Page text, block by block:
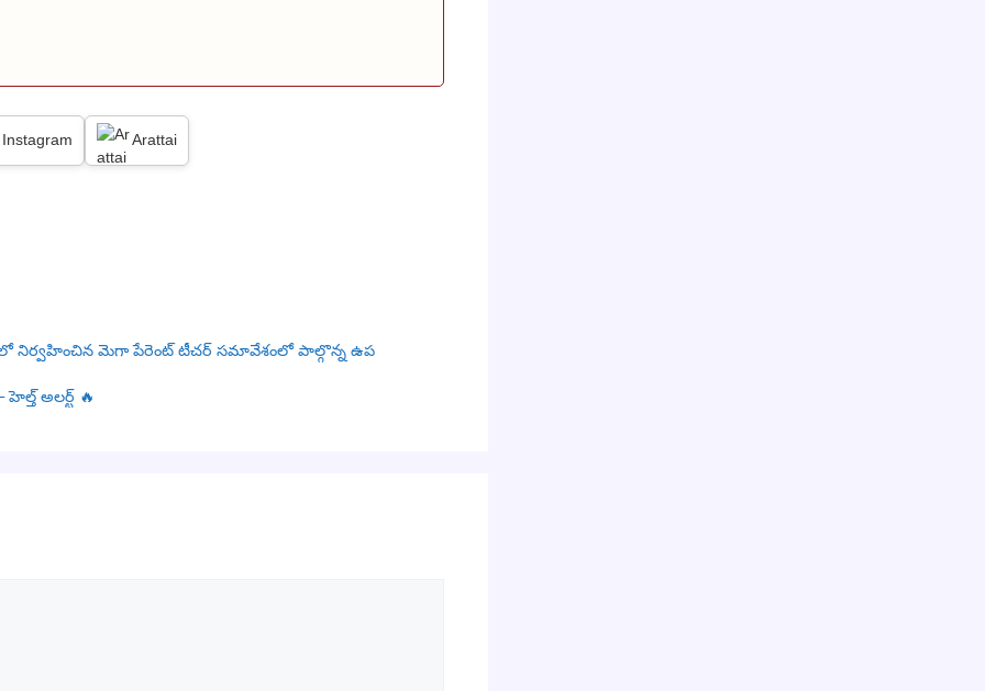
Instagram Arattai
నిర్వహించిన మెగా పేరెంట్ టీచర్ సమావేశంలో పాల్గొన్న ఉప
అలర్ట్ 🔥